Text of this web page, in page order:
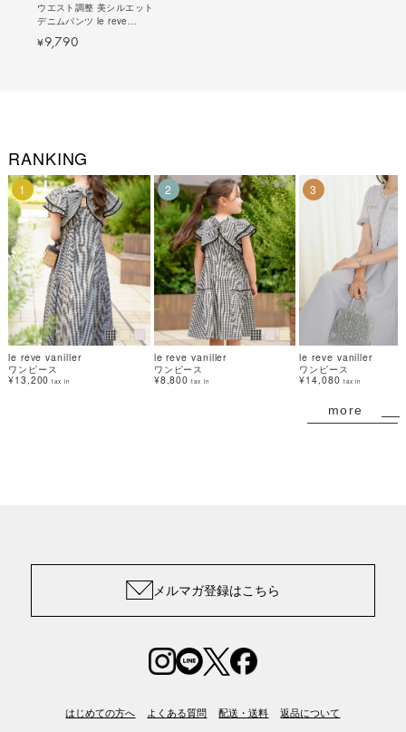
ウエスト調整 美シルエット
デニムパンツ le reve
vaniller 全3色｜lvn711-
1988【2】
¥9,790
RANKING
1
le reve vaniller
ワンピース
¥13,200 tax in
2
le reve vaniller
ワンピース
¥8,800 tax in
3
le reve vaniller
ワンピース
¥14,080 tax in
more
メルマガ登録はこちら
はじめての方へ よくある質問 配送・送料 返品について